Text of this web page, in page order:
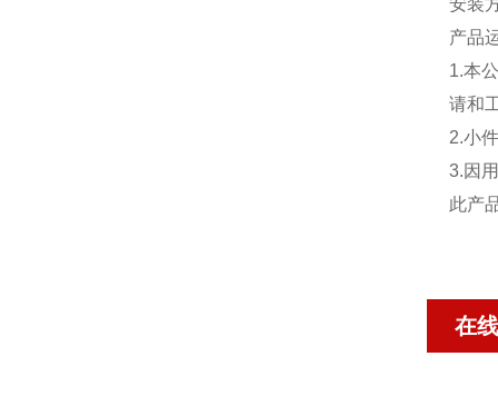
安装
产品
1.本
请和
2.小
3.因
此产
在